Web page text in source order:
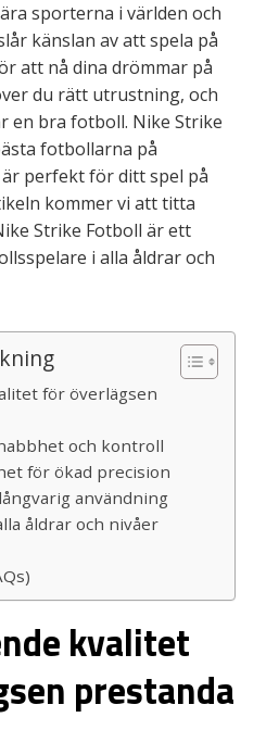
sporterna i världen och
känslan av att spela på
att nå dina drömmar på
du rätt utrustning, och
en bra fotboll. Nike Strike
fotbollarna på
perfekt för ditt spel på
kommer vi att titta
Strike Fotboll är ett
i alla åldrar och
för överlägsen
och kontroll
för ökad precision
användning
åldrar och nivåer
kvalitet
prestanda